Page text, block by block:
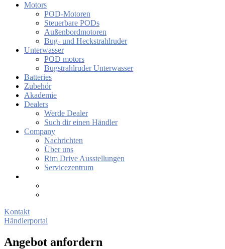
Motors
POD-Motoren
Steuerbare PODs
Außenbordmotoren
Bug- und Heckstrahlruder
Unterwasser
POD motors
Bugstrahlruder Unterwasser
Batteries
Zubehör
Akademie
Dealers
Werde Dealer
Such dir einen Händler
Company
Nachrichten
Über uns
Rim Drive Ausstellungen
Servicezentrum
Kontakt
Händlerportal
Angebot anfordern